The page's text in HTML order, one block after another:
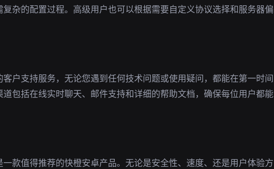
杂的配置过程。高级用户也可以根据需要自定义协议选择和服务器偏
户支持服务，无论您遇到任何技术问题或使用疑问，都能在第一时间
包括在线实时聊天、邮件支持和详细的帮助文档，确保每位用户都能
款值得推荐的快橙安卓产品。无论是安全性、速度、还是用户体验方